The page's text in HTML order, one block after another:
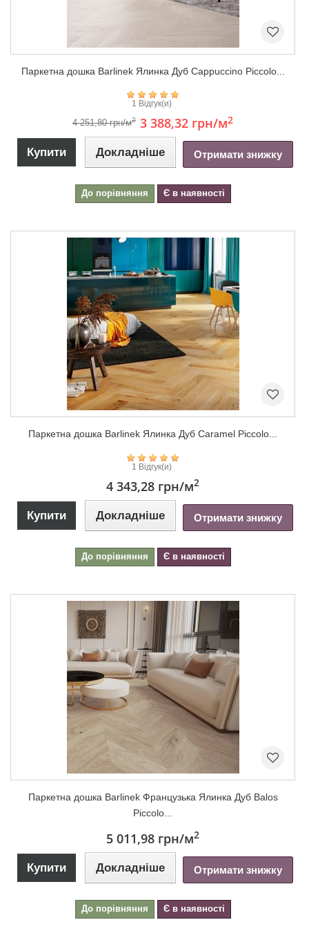
Паркетна дошка Barlinek Ялинка Дуб Cappuccino Piccolo...
1 Відгук(и)
4 251,80 грн/м2 3 388,32 грн/м2
Купити Докладніше Отримати знижку
До порівняння Є в наявності
Паркетна дошка Barlinek Ялинка Дуб Caramel Piccolo...
1 Відгук(и)
4 343,28 грн/м2
Купити Докладніше Отримати знижку
До порівняння Є в наявності
Паркетна дошка Barlinek Французька Ялинка Дуб Balos
Piccolo...
5 011,98 грн/м2
Купити Докладніше Отримати знижку
До порівняння Є в наявності